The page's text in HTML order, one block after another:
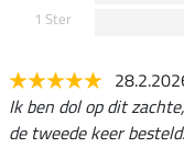
1 Ster
Ik ben dol op dit
de tweede keer